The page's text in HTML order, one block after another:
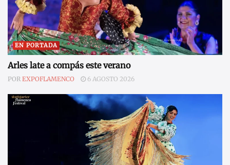
EN PORTADA
Arles late a compás este verano
POR EXPOFLAMENCO 6 AGOSTO 2026